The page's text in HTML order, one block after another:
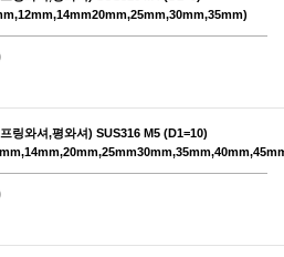
링와셔,평와셔) SUS316 M5 (D1=10)